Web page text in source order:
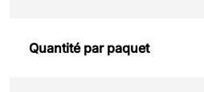
Quantité par paquet